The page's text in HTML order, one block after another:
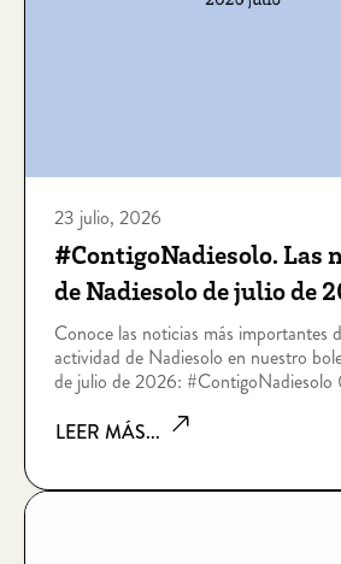
23 julio, 2026
#ContigoNadiesolo. Las
de Nadiesolo de
Conoce las noticias más importantes
actividad de Nadiesolo en nuestro boletín
de julio de 2026: #ContigoNadiesolo
LEER MÁS...